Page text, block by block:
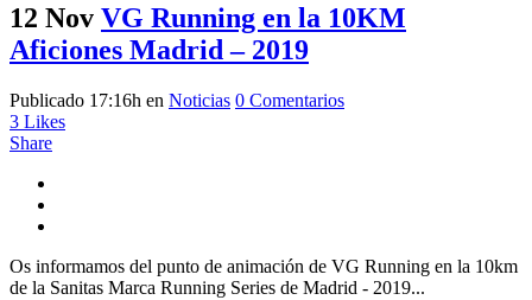
12 Nov VG Running en la 10KM
Aficiones Madrid – 2019
Publicado 17:16h en Noticias 0 Comentarios
3 Likes
Share
Os informamos del punto de animación de VG Running en la 10km
de la Sanitas Marca Running Series de Madrid - 2019...